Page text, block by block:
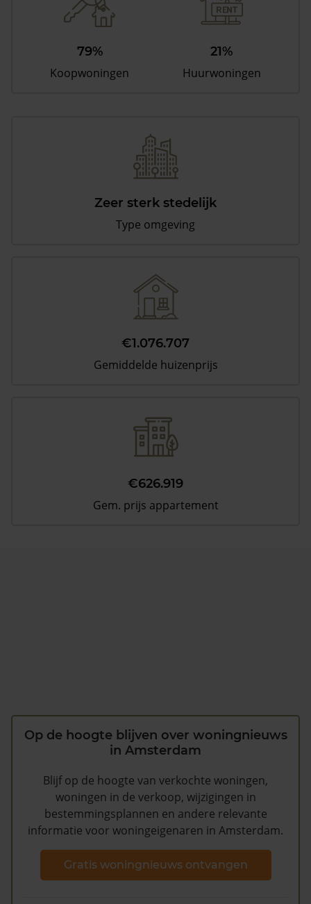
79%
Koopwoningen
21%
Huurwoningen
Zeer sterk stedelijk
Type omgeving
€1.076.707
Gemiddelde huizenprijs
€626.919
Gem. prijs appartement
Op de hoogte blijven over woningnieuws
in Amsterdam
Blijf op de hoogte van verkochte woningen,
woningen in de verkoop, wijzigingen in
bestemmingsplannen en andere relevante
informatie voor woningeigenaren in Amsterdam.
Gratis woningnieuws ontvangen